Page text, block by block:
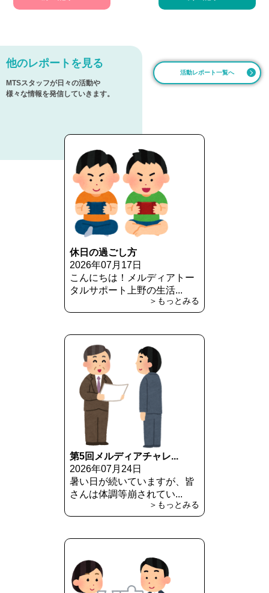
他のレポートを見る
MTSスタッフが日々の活動や
様々な情報を発信していきます。
活動レポート一覧へ
休日の過ごし方
2026年07月17日
こんにちは！メルディアトー
タルサポート上野の生活...
＞もっとみる
第5回メルディアチャレ...
2026年07月24日
暑い日が続いていますが、皆
さんは体調等崩されてい...
＞もっとみる